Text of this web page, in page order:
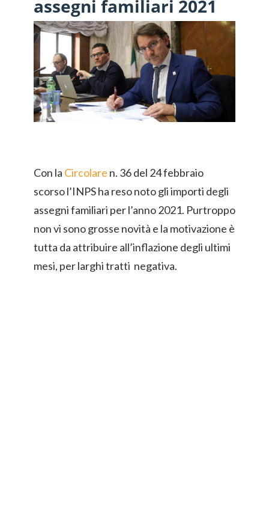
assegni familiari 2021
Con la Circolare n. 36 del 24 febbraio
scorso l’INPS ha reso noto gli importi degli
assegni familiari per l’anno 2021. Purtroppo
non vi sono grosse novità e la motivazione è
tutta da attribuire all’inflazione degli ultimi
mesi, per larghi tratti negativa.